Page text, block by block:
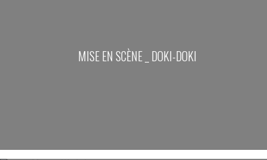
MISE EN SCÈNE _ DOKI-DOKI